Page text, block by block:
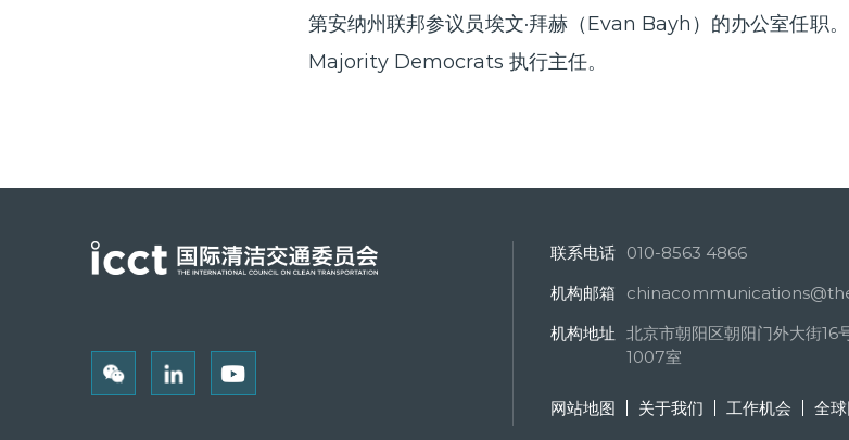
第安纳州联邦参议员埃文·拜赫（Evan Bayh）的办公室任
Majority Democrats 执行主任。
联系电话 010-8563 4866
机构邮箱
机构地址 北京市朝阳区朝阳门外大街16
1007室
网站地图 关于我们 工作机会 全